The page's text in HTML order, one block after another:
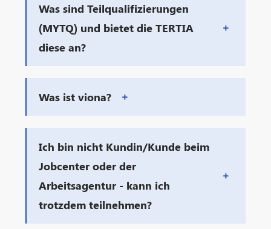
Was sind Teilqualifizierungen
(MYTQ) und bietet die TERTIA
diese an?
Was ist viona?
Ich bin nicht Kundin/Kunde beim
Jobcenter oder der
Arbeitsagentur - kann ich
trotzdem teilnehmen?